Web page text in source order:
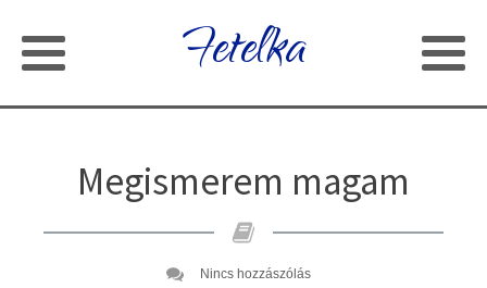
Fetelka
Megismerem magam
Nincs hozzászólás